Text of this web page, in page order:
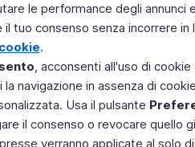
le performance degli
tuo consenso senza incorrere
.
, acconsenti all'uso di
la navigazione in assenza di
Usa il pulsante
il consenso o revocare quello
verranno applicate al solo